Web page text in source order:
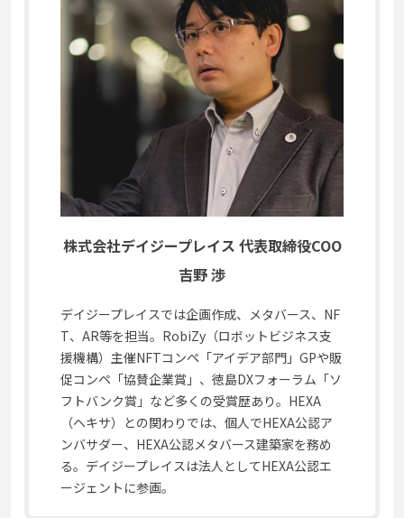
株式会社デイジープレイス 代表取締役COO
吉野 渉
デイジープレイスでは企画作成、メタバース、NF
T、AR等を担当。RobiZy（ロボットビジネス支
援機構）主催NFTコンペ「アイデア部門」GPや販
促コンペ「協賛企業賞」、徳島DXフォーラム「ソ
フトバンク賞」など多くの受賞歴あり。HEXA
（ヘキサ）との関わりでは、個人でHEXA公認ア
ンバサダー、HEXA公認メタバース建築家を務め
る。デイジープレイスは法人としてHEXA公認エ
ージェントに参画。